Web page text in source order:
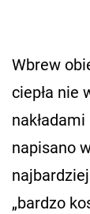
Wbrew
ciepła nie
napisano
„bardzo